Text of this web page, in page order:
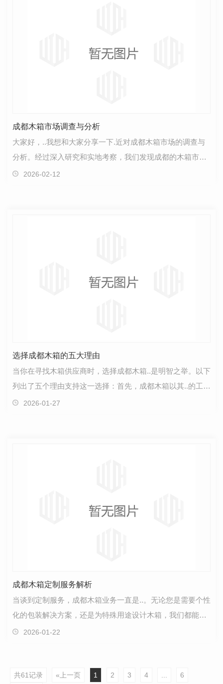
成都木箱市场调查与分析
大家好，..我想和大家分享一下.近对成都木箱市场的调查与
分析。经过深入研究和实地考察，我们发现成都的木箱市场
呈现出一些有趣的趋势和特点。首先，成都的木箱市…
2026-02-12
选择成都木箱的五大理由
当你在寻找木箱供应商时，选择成都木箱..是明智之举。以下
列出了五个理由支持这一选择：首先，成都木箱以其..的工艺
和品质著称。每一个木箱都经过精心设计和制作，…
2026-01-27
成都木箱定制服务解析
当谈到定制服务，成都木箱业务一直是..。无论您是需要个性
化的包装解决方案，还是为特殊用途设计木箱，我们都能满
足您的需求。成都木箱定制服务不仅提供多样化的选…
2026-01-22
共61记录 «上一页 1 2 3 4 6